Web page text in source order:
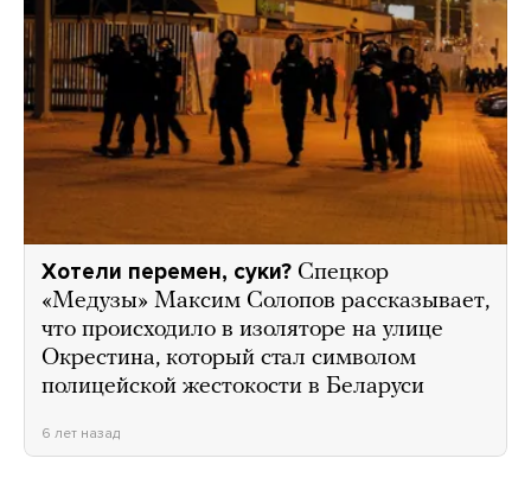
Хотели перемен, суки? Спецкор
«Медузы» Максим Солопов рассказывает,
что происходило в изоляторе на улице
Окрестина, который стал символом
полицейской жестокости в Беларуси
6 лет назад